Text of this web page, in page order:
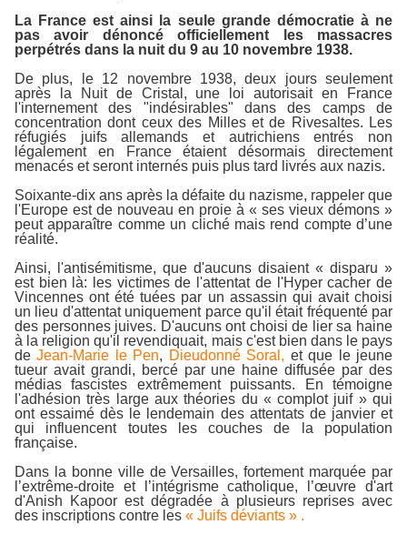
La France est ainsi la seule grande démocratie à ne
pas avoir dénoncé officiellement les massacres
perpétrés dans la nuit du 9 au 10 novembre 1938.
De plus, le 12 novembre 1938, deux jours seulement
après la Nuit de Cristal, une loi autorisait en France
l'internement des "indésirables" dans des camps de
concentration dont ceux des Milles et de Rivesaltes. Les
réfugiés juifs allemands et autrichiens entrés non
légalement en France étaient désormais directement
menacés et seront internés puis plus tard livrés aux nazis.
Soixante-dix ans après la défaite du nazisme, rappeler que
l'Europe est de nouveau en proie à « ses vieux démons »
peut apparaître comme un cliché mais rend compte d’une
réalité.
Ainsi, l'antisémitisme, que d'aucuns disaient « disparu »
est bien là: les victimes de l'attentat de l'Hyper cacher de
Vincennes ont été tuées par un assassin qui avait choisi
un lieu d'attentat uniquement parce qu'il était fréquenté par
des personnes juives. D'aucuns ont choisi de lier sa haine
à la religion qu'il revendiquait, mais c'est bien dans le pays
deJean-Marie le Pen, Dieudonné Soral, et que le jeune
tueur avait grandi, bercé par une haine diffusée par des
médias fascistes extrêmement puissants. En témoigne
l'adhésion très large aux théories du « complot juif » qui
ont essaimé dès le lendemain des attentats de janvier et
qui influencent toutes les couches de la population
française.
Dans la bonne ville de Versailles, fortement marquée par
l’extrême-droite et l’intégrisme catholique, l’œuvre d'art
d'Anish Kapoor est dégradée à plusieurs reprises avec
des inscriptions contre les « Juifs déviants » .